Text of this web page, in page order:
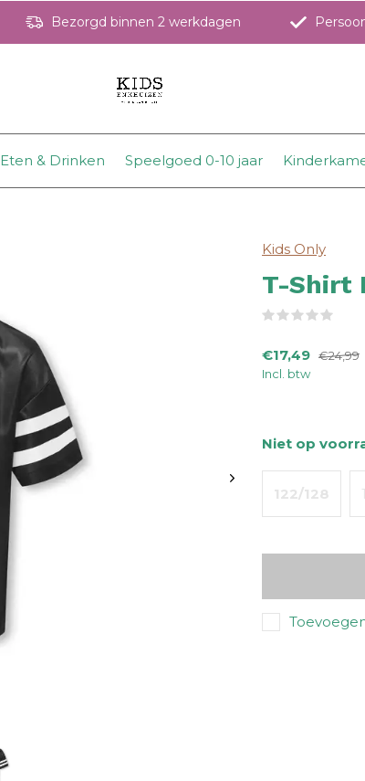
Eten & Drinken Speelgoed 0-10 jaar
Bezorgd binnen 2 werkdagen
Kids Only
T-Shirt
€17,49 €24,99
Incl. btw
Niet op
122/128